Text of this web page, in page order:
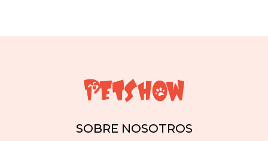
SOBRE NOSOTROS